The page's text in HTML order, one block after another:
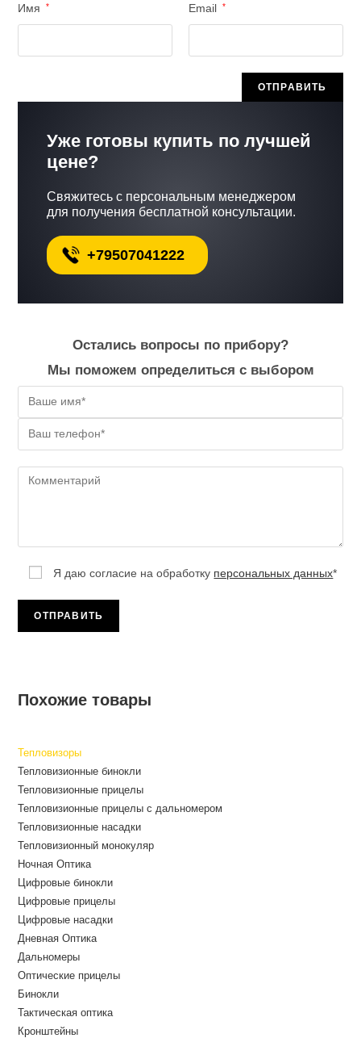
Имя * Email *
Уже готовы купить по лучшей
цене?
Свяжитесь с персональным менеджером
для получения бесплатной консультации.
+79507041222
Остались вопросы по прибору?
Мы поможем определиться с выбором
Я даю согласие на обработку персональных данных*
Похожие товары
Тепловизоры
Тепловизионные бинокли
Тепловизионные прицелы
Тепловизионные прицелы с дальномером
Тепловизионные насадки
Тепловизионный монокуляр
Ночная Оптика
Цифровые бинокли
Цифровые прицелы
Цифровые насадки
Дневная Оптика
Дальномеры
Оптические прицелы
Бинокли
Тактическая оптика
Кронштейны